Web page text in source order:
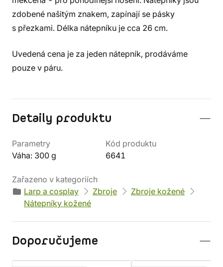
zdobené našitým znakem, zapínají se pásky
s přezkami. Délka nátepníku je cca 26 cm.
Uvedená cena je za jeden nátepník, prodáváme
pouze v páru.
Detaily produktu
Parametry
Váha: 300 g
Kód produktu
6641
Zařazeno v kategoriích
Larp a cosplay
Zbroje
Zbroje kožené
Nátepníky kožené
Doporučujeme